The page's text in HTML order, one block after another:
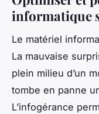
informatique
Le matériel
La mauvaise
plein milieu d’un
tombe en panne
L’infogérance